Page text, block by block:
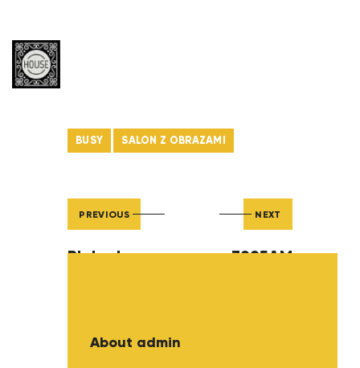
BUSY SALON Z OBRAZAMI
PREVIOUS
Blokada
NEXT
3995AM
About admin